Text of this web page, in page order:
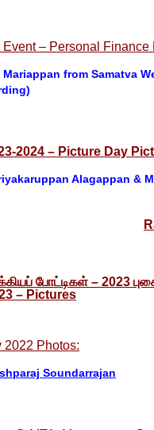
Event – Personal
from Samatva
2024 – Picture Day
Alagappan &
போட்டிகள் – 2023
– Pictures
2022 Photos:
Soundarrajan